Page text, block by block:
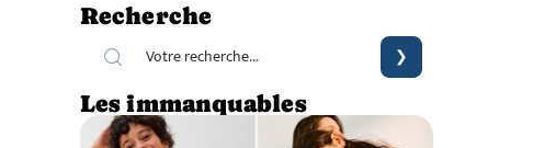
Recherche
Les immanquables